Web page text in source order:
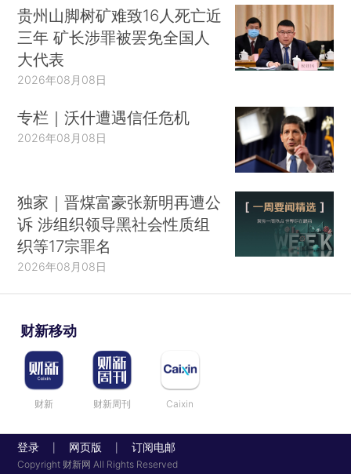
贵州山脚树矿难致16人死亡近
三年 矿长涉罪被罢免全国人
大代表
2026年08月08日
专栏｜沃什遭遇信任危机
2026年08月08日
独家｜晋煤富豪张新明再遭公
诉 涉组织领导黑社会性质组
织等17宗罪名
2026年08月08日
财新移动
财新 财新周刊 Caixin
登录 网页版 订阅电邮
Copyright 财新网 All Rights Reserved